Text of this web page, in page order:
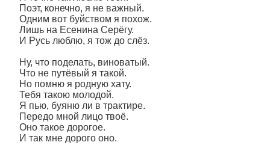
Поэт, конечно, я не важный.
Одним вот буйством я похож.
Лишь на Есенина Серёгу.
И Русь люблю, я тож до слёз.
Ну, что поделать, виноватый.
Что не путёвый я такой.
Но помню я родную хату.
Тебя такою молодой.
Я пью, буяню ли в трактире.
Передо мной лицо твоё.
Оно такое дорогое.
И так мне дорого оно.